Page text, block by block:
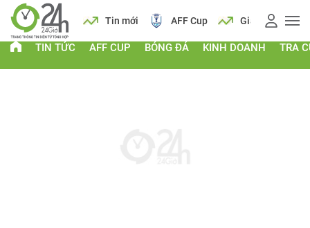
Lịch Tin mới AFF Cup Giá vàng
TIN TỨC AFF CUP BÓNG ĐÁ KINH DOANH TRA